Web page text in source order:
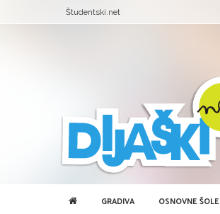
Študentski.net
GRADIVA OSNOVNE ŠOLE